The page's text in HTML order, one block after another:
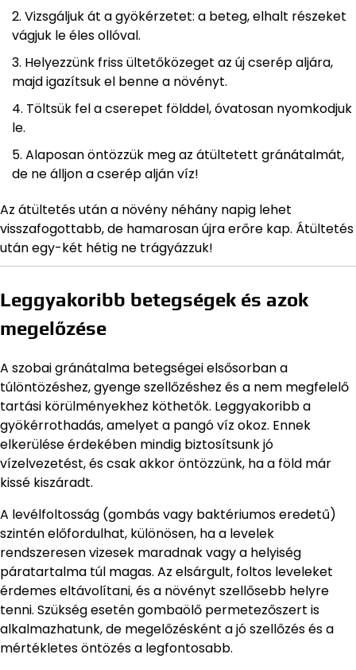
Vizsgáljuk át a gyökérzetet: a beteg, elhalt részeket
vágjuk le éles ollóval.
Helyezzünk friss ültetőközeget az új cserép aljára,
majd igazítsuk el benne a növényt.
Töltsük fel a cserepet földdel, óvatosan nyomkodjuk
le.
Alaposan öntözzük meg az átültetett gránátalmát,
de ne álljon a cserép alján víz!
Az átültetés után a növény néhány napig lehet
visszafogottabb, de hamarosan újra erőre kap. Átültetés
után egy-két hétig ne trágyázzuk!
Leggyakoribb betegségek és azok
megelőzése
A szobai gránátalma betegségei elsősorban a
túlöntözéshez, gyenge szellőzéshez és a nem megfelelő
tartási körülményekhez köthetők. Leggyakoribb a
gyökérrothadás, amelyet a pangó víz okoz. Ennek
elkerülése érdekében mindig biztosítsunk jó
vízelvezetést, és csak akkor öntözzünk, ha a föld már
kissé kiszáradt.
A levélfoltosság (gombás vagy baktériumos eredetű)
szintén előfordulhat, különösen, ha a levelek
rendszeresen vizesek maradnak vagy a helyiség
páratartalma túl magas. Az elsárgult, foltos leveleket
érdemes eltávolítani, és a növényt szellősebb helyre
tenni. Szükség esetén gombaölő permetezőszert is
alkalmazhatunk, de megelőzésként a jó szellőzés és a
mértékletes öntözés a legfontosabb.